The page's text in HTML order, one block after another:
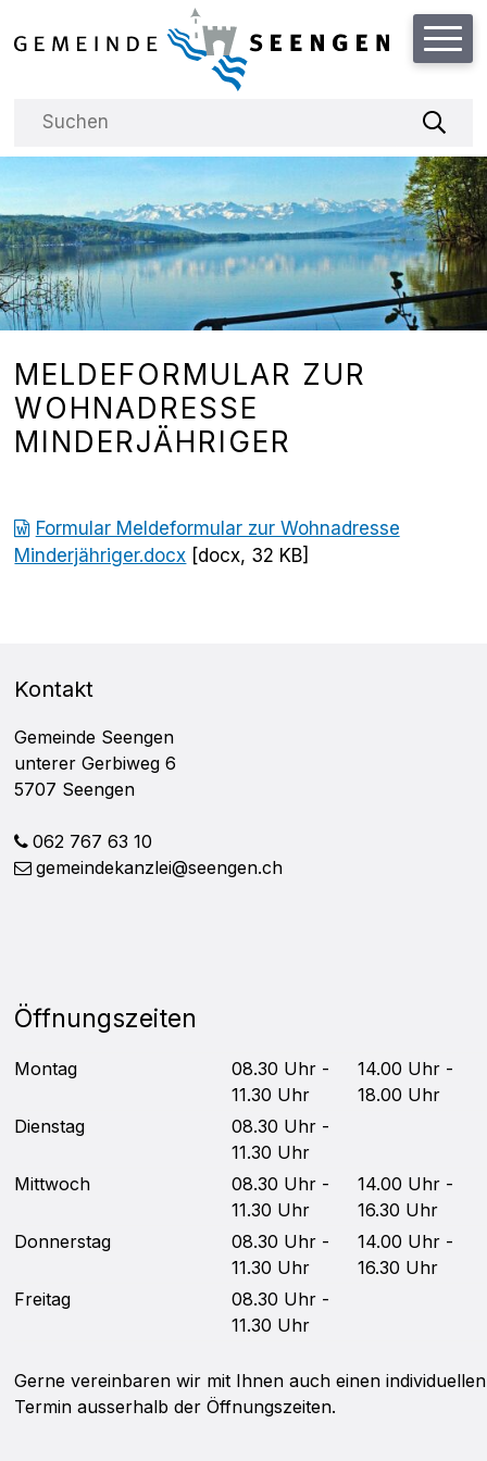
NAVIGIEREN IN DER GEMEINDE
Schnellnavigation
Hauptnavigation
Suchbegriff
MELDEFORMULAR ZUR
WOHNADRESSE
MINDERJÄHRIGER
Formular Meldeformular zur Wohnadresse
Minderjähriger.docx [docx, 32 KB]
Kontakt
Gemeinde Seengen
unterer Gerbiweg 6
5707 Seengen
062 767 63 10
gemeindekanzlei@seengen.ch
Öffnungszeiten
Montag
08.30 Uhr -
11.30 Uhr
14.00 Uhr -
18.00 Uhr
Dienstag
08.30 Uhr -
11.30 Uhr
Mittwoch
08.30 Uhr -
11.30 Uhr
14.00 Uhr -
16.30 Uhr
Donnerstag
08.30 Uhr -
11.30 Uhr
14.00 Uhr -
16.30 Uhr
Freitag
08.30 Uhr -
11.30 Uhr
Gerne vereinbaren wir mit Ihnen auch einen individuellen
Termin ausserhalb der Öffnungszeiten.